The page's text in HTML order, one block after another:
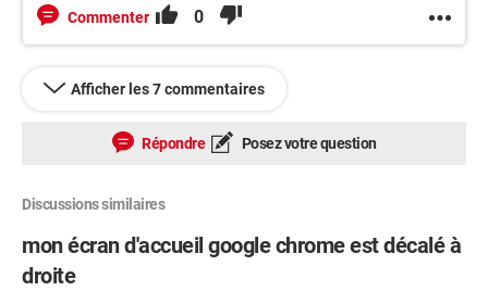
Commenter 0
Afficher les 7 commentaires
Répondre Posez votre question
Discussions similaires
mon écran d'accueil google chrome est décalé à
droite